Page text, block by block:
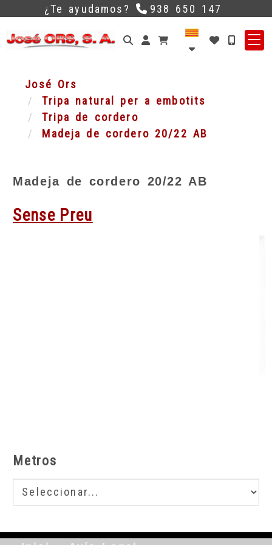
Identifícat
¿Te ayudamos? 938 650 147
José Ors
Tripa natural per a embotits
Tripa de cordero
Madeja de cordero 20/22 AB
Madeja de cordero 20/22 AB
Sense Preu
Metros